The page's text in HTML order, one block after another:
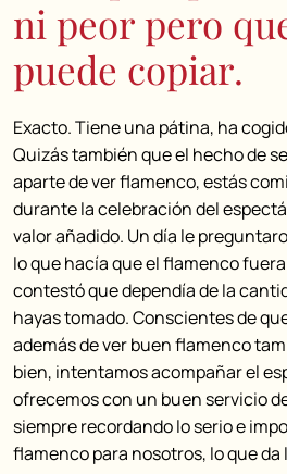
ni peor pero
puede copiar.
Exacto. Tiene una pátina, ha
Quizás también que el hecho de
aparte de ver flamenco, estás
durante la celebración del
valor añadido. Un día le
lo que hacía que el flamenco
contestó que dependía de la
hayas tomado. Conscientes de
además de ver buen flamenco
bien, intentamos acompañar el
ofrecemos con un buen servicio
siempre recordando lo serio e
flamenco para nosotros, lo que da